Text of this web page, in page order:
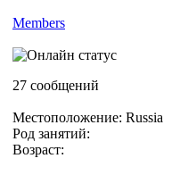
Members
27 сообщений
Местоположение: Russia
Род занятий:
Возраст: